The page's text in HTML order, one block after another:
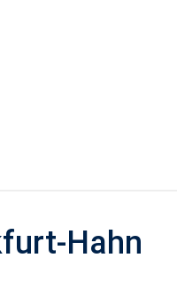
Hahn